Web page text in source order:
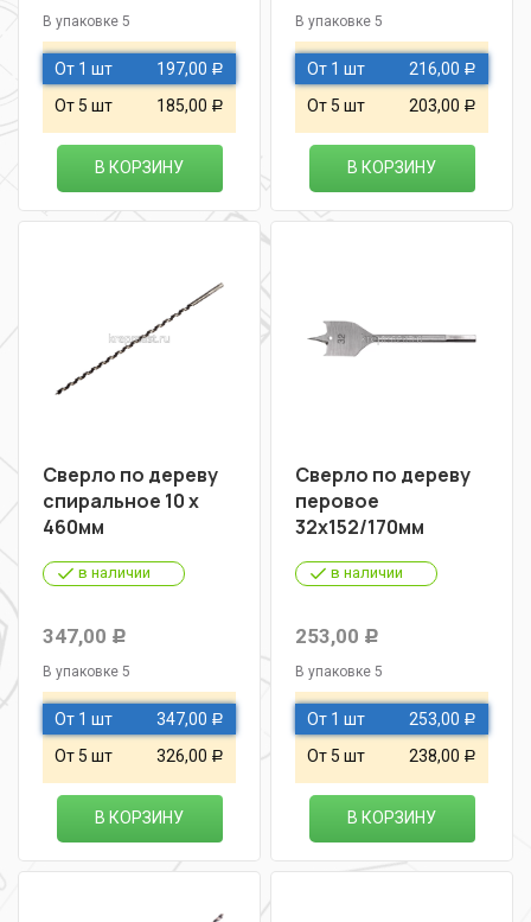
В упаковке 5
От 1 шт 197,00 Р
От 5 шт 185,00 Р
В КОРЗИНУ
В упаковке 5
От 1 шт 216,00 Р
От 5 шт 203,00 Р
В КОРЗИНУ
Сверло по дереву
спиральное 10 х
460мм
в наличии
347,00 Р
В упаковке 5
От 1 шт 347,00 Р
От 5 шт 326,00 Р
В КОРЗИНУ
Сверло по дереву
перовое
32х152/170мм
в наличии
253,00 Р
В упаковке 5
От 1 шт 253,00 Р
От 5 шт 238,00 Р
В КОРЗИНУ